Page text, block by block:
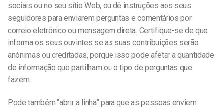
sociais ou no seu sítio Web, ou dê instruções aos seus
seguidores para enviarem perguntas e comentários por
correio eletrónico ou mensagem direta. Certifique-se de que
informa os seus ouvintes se as suas contribuições serão
anónimas ou creditadas, porque isso pode afetar a quantidade
de informação que partilham ou o tipo de perguntas que
fazem.
Pode também “abrir a linha” para que as pessoas enviem